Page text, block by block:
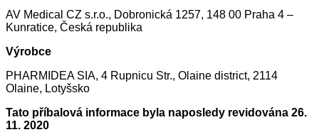
AV Medical CZ s.r.o., Dobronická 1257, 148 00 Praha 4 –
Kunratice, Česká republika
Výrobce
PHARMIDEA SIA, 4 Rupnicu Str., Olaine district, 2114
Olaine, Lotyšsko
Tato příbalová informace byla naposledy revidována 26.
11. 2020